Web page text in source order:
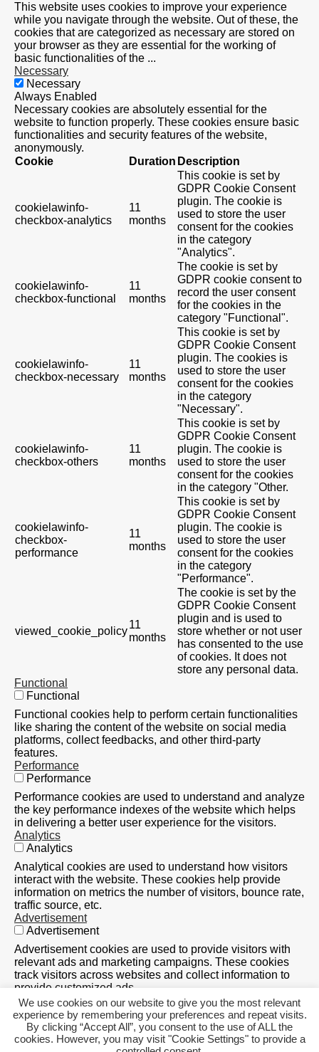
We use cookies on our website to give you the most relevant
experience by remembering your preferences and repeat visits.
By clicking “Accept All”, you consent to the use of ALL the
cookies. However, you may visit "Cookie Settings" to provide a
This website uses cookies to improve your experience
while you navigate through the website. Out of these, the
cookies that are categorized as necessary are stored on
your browser as they are essential for the working of
basic functionalities of the ...
Necessary
Necessary
Always Enabled
Necessary cookies are absolutely essential for the
website to function properly. These cookies ensure basic
functionalities and security features of the website,
anonymously.
Cookie
Duration Description
cookielawinfo-
checkbox-analytics
11
months
This cookie is set by
GDPR Cookie Consent
plugin. The cookie is
used to store the user
consent for the cookies
in the category
"Analytics".
cookielawinfo-
checkbox-functional
11
months
The cookie is set by
GDPR cookie consent to
record the user consent
for the cookies in the
category "Functional".
cookielawinfo-
checkbox-necessary
11
months
This cookie is set by
GDPR Cookie Consent
plugin. The cookies is
used to store the user
consent for the cookies
in the category
"Necessary".
cookielawinfo-
checkbox-others
11
months
This cookie is set by
GDPR Cookie Consent
plugin. The cookie is
used to store the user
consent for the cookies
in the category "Other.
cookielawinfo-
checkbox-
performance
11
months
This cookie is set by
GDPR Cookie Consent
plugin. The cookie is
used to store the user
consent for the cookies
in the category
"Performance".
viewed_cookie_policy
11
months
The cookie is set by the
GDPR Cookie Consent
plugin and is used to
store whether or not user
has consented to the use
of cookies. It does not
store any personal data.
Functional
Functional
Functional cookies help to perform certain functionalities
like sharing the content of the website on social media
platforms, collect feedbacks, and other third-party
features.
Performance
Performance
Performance cookies are used to understand and analyze
the key performance indexes of the website which helps
in delivering a better user experience for the visitors.
Analytics
Analytics
Analytical cookies are used to understand how visitors
interact with the website. These cookies help provide
information on metrics the number of visitors, bounce rate,
traffic source, etc.
Advertisement
Advertisement
Advertisement cookies are used to provide visitors with
relevant ads and marketing campaigns. These cookies
track visitors across websites and collect information to
provide customized ads.
Others
Others
Other uncategorized cookies are those that are being
analyzed and have not been classified into a category as